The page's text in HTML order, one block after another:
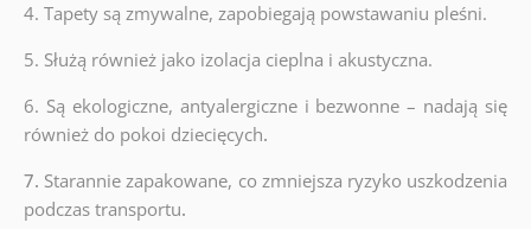
4. Tapety są zmywalne, zapobiegają powstawaniu pleśni.
5. Służą również jako izolacja cieplna i akustyczna.
6. Są ekologiczne, antyalergiczne i bezwonne – nadają się
również do pokoi dziecięcych.
7. Starannie zapakowane, co zmniejsza ryzyko uszkodzenia
podczas transportu.